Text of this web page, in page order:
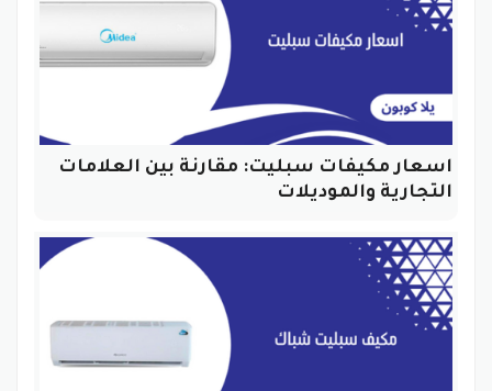
اسعار مكيفات سبليت: مقارنة بين العلامات
التجارية والموديلات